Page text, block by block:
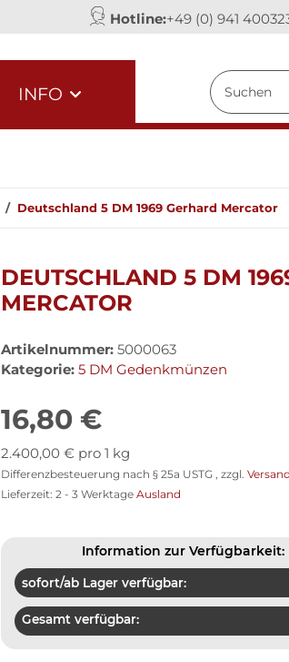
Hotline:+49 (0) 941
INFO
Deutschland 5 DM 1969 Gerhard Mercator
DEUTSCHLAND 5 DM
MERCATOR
Artikelnummer: 5000063
Kategorie: 5 DM Gedenkmünzen
16,80 €
2.400,00 € pro 1 kg
Differenzbesteuerung nach § 25a USTG , zzgl. Versand
Lieferzeit: 2 - 3 Werktage Ausland
Information zur Verfügbarkeit:
sofort/ab Lager verfügbar:
Gesamt verfügbar: